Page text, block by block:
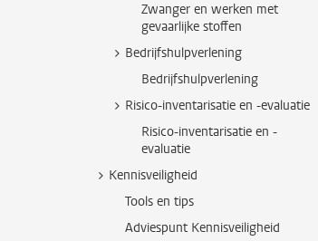
Zwanger en werken met
gevaarlijke stoffen
Bedrijfshulpverlening
Bedrijfshulpverlening
Risico-inventarisatie en -evaluatie
Risico-inventarisatie en -
evaluatie
Kennisveiligheid
Tools en tips
Adviespunt Kennisveiligheid